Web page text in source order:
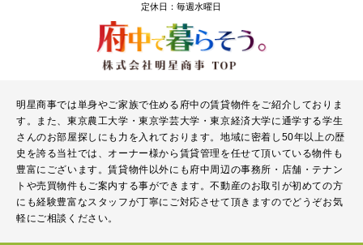
定休日：毎週水曜日
明星商事では単身やご家族で住める府中の賃貸物件をご紹介しておりま
す。また、東京農工大学・東京学芸大学・東京経済大学に通学する学生
さんのお部屋探しにも力を入れております。地域に密着し50年以上の歴
史を誇る当社では、オーナー様から賃貸管理を任せて頂いている物件も
豊富にございます。賃貸物件以外にも府中周辺の事務所・店舗・テナン
トや売買物件もご案内する事ができます。不動産のお取引が初めての方
にも経験豊富なスタッフが丁寧にご対応させて頂きますのでどうぞお気
軽にご相談ください。